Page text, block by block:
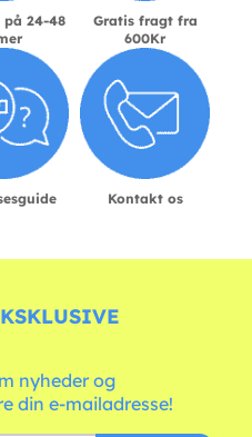
på 24-48
Gratis fragt fra
600Kr
Kontakt os
nyheder og
din e-mailadresse!